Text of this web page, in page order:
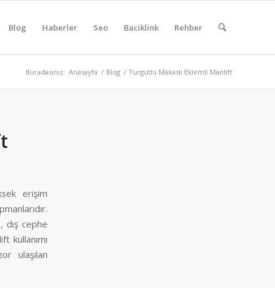
Blog Haberler Seo Baciklink Rehber
Buradasınız: Anasayfa / Blog / Turgutlu Makaslı Eklemli Manlift
erişim
dış cephe
kullanımı
ulaşılan